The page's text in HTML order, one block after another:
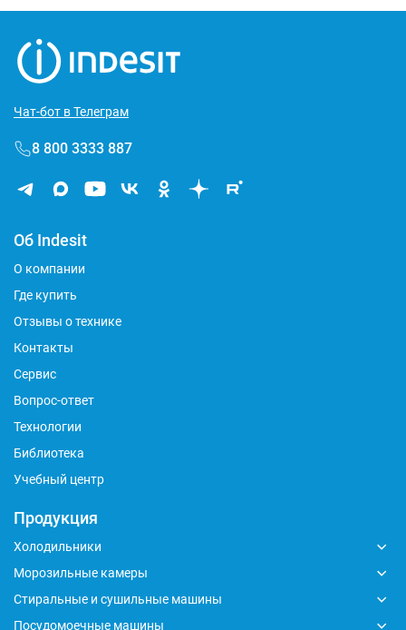
Чат-бот в Телеграм
8 800 3333 887
Об Indesit
О компании
Где купить
Отзывы о технике
Контакты
Сервис
Вопрос-ответ
Технологии
Библиотека
Учебный центр
Продукция
Холодильники
Морозильные камеры
Стиральные и сушильные машины
Посудомоечные машины